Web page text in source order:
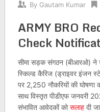
By Gautam Kumar
ARMY BRO
Check
सीमा सड़क संगठन (बीआरओ) ने
स्किल्ड कैरिज (ड्राइवर इंजन
पर 2,250 नौकरियों की
साथ विस्तृत पीडीएफ जनवरी
संभावित आवेदकों कोसलाह दी